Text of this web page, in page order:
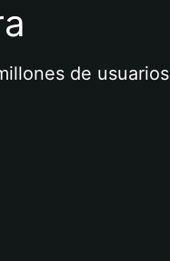
de usuarios